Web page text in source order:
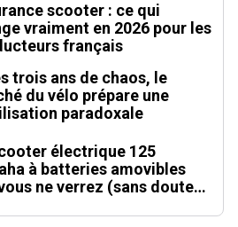
scooter : ce qui
vraiment en 2026 pour les
français
trois ans de chaos, le
du vélo prépare une
paradoxale
électrique 125
à batteries amovibles
ne verrez (sans doute)